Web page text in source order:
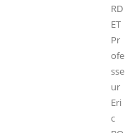
RD
ET
Pr
ofe
sse
ur
Eri
c